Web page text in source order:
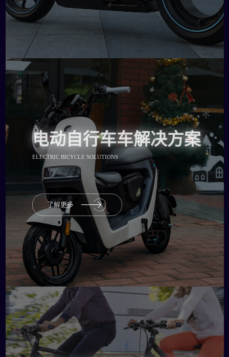
电动自行车车解决方案
ELECTRIC BICYCLE SOLUTIONS
了解更多